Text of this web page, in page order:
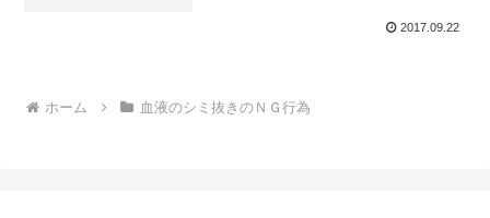
2017.09.22
ホーム 血液のシミ抜きのＮＧ行為